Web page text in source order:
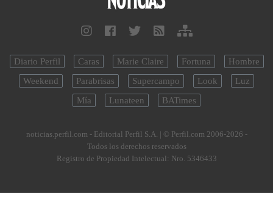
Diario Perfil Caras Marie Claire Fortuna
Hombre
Weekend
Parabrisas Supercampo Look
Luz
Mía
Lunateen BATimes
noticias.perfil.com - Editorial Perfil S.A. | © Perfil.com 2006-2026 -
Todos los derechos reservados
Registro de Propiedad Intelectual: Nro. 5346433